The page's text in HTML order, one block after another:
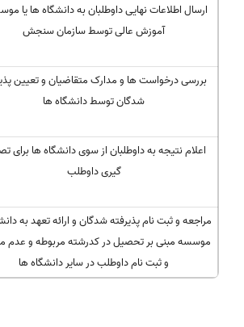
ارسال اطلاعات نهایی داوطلبان به دانشگاه ها یا
آموزش عالی توسط سازمان سنجش
بررسی درخواست ها و مدارک متقاضیان و تعیین
شدگان توسط دانشگاه ها
اعلام نتیجه به داوطلبان از سوی دانشگاه ها برای
گیری داوطلب
مراجعه و ثبت نام پذیرفته شدگان و ارائه تعهد به
موسسه مبنی بر تحصیل در کدرشته مربوطه و عدم
و ثبت نام داوطلب در سایر دانشگاه ها